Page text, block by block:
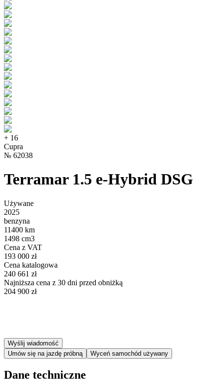
+ 16
Cupra
№ 62038
Terramar 1.5 e-Hybrid DSG
Używane
2025
benzyna
11400 km
1498 cm3
Cena z VAT
193 000 zł
Cena katalogowa
240 661 zł
Najniższa cena z 30 dni przed obniżką
204 900 zł
Wyślij wiadomość
Umów się na jazdę próbną
Wyceń samochód używany
Dane techniczne